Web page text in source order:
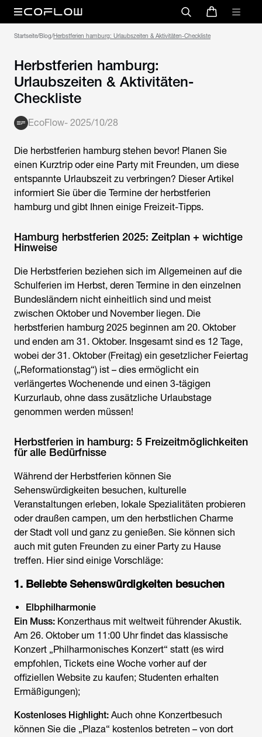
Startseite/Blog/Herbstferien hamburg: Urlaubszeiten & Aktivitäten-Checkliste
Herbstferien hamburg:
Urlaubszeiten & Aktivitäten-
Checkliste
EcoFlow- 2025/10/28
Die herbstferien hamburg stehen bevor! Planen Sie
einen Kurztrip oder eine Party mit Freunden, um diese
entspannte Urlaubszeit zu verbringen? Dieser Artikel
informiert Sie über die Termine der herbstferien
hamburg und gibt Ihnen einige Freizeit-Tipps.
Hamburg herbstferien 2025: Zeitplan + wichtige
Hinweise
Die Herbstferien beziehen sich im Allgemeinen auf die
Schulferien im Herbst, deren Termine in den einzelnen
Bundesländern nicht einheitlich sind und meist
zwischen Oktober und November liegen. Die
herbstferien hamburg 2025 beginnen am 20. Oktober
und enden am 31. Oktober. Insgesamt sind es 12 Tage,
wobei der 31. Oktober (Freitag) ein gesetzlicher Feiertag
(„Reformationstag“) ist – dies ermöglicht ein
verlängertes Wochenende und einen 3-tägigen
Kurzurlaub, ohne dass zusätzliche Urlaubstage
genommen werden müssen!
Herbstferien in hamburg: 5 Freizeitmöglichkeiten
für alle Bedürfnisse
Während der Herbstferien können Sie
Sehenswürdigkeiten besuchen, kulturelle
Veranstaltungen erleben, lokale Spezialitäten probieren
oder draußen campen, um den herbstlichen Charme
der Stadt voll und ganz zu genießen. Sie können sich
auch mit guten Freunden zu einer Party zu Hause
treffen. Hier sind einige Vorschläge:
1. Beliebte Sehenswürdigkeiten besuchen
Elbphilharmonie
Ein Muss: Konzerthaus mit weltweit führender Akustik.
Am 26. Oktober um 11:00 Uhr findet das klassische
Konzert „Philharmonisches Konzert“ statt (es wird
empfohlen, Tickets eine Woche vorher auf der
offiziellen Website zu kaufen; Studenten erhalten
Ermäßigungen);
Kostenloses Highlight: Auch ohne Konzertbesuch
können Sie die „Plaza“ kostenlos betreten – von dort